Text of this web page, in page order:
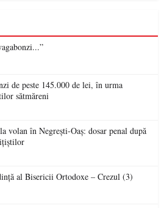
de peste 145.000 de lei, în urma
sătmăreni
volan în Negrești-Oaș: dosar penal după
al Bisericii Ortodoxe – Crezul (3)